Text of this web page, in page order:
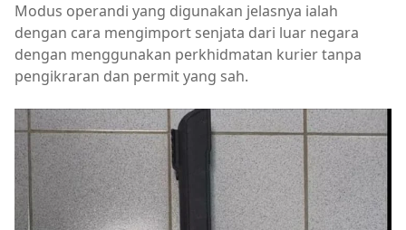
Modus operandi yang digunakan jelasnya ialah
dengan cara mengimport senjata dari luar negara
dengan menggunakan perkhidmatan kurier tanpa
pengikraran dan permit yang sah.